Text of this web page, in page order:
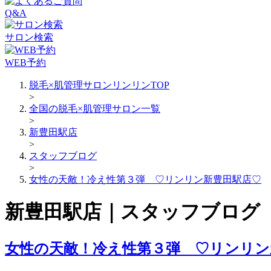
Q&A
サロン検索
WEB予約
脱毛×肌管理サロンリンリンTOP
>
全国の脱毛×肌管理サロン一覧
>
新豊田駅店
>
スタッフブログ
>
女性の天敵！冷え性第３弾 ♡リンリン新豊田駅店♡
新豊田駅店｜スタッフブログ
女性の天敵！冷え性第３弾 ♡リンリ